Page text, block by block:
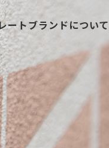
ートブランドについて